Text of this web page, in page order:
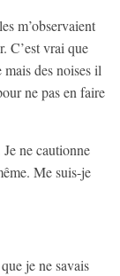
m’observaient
C’est vrai que
des noises il
ne pas en faire
ne cautionne
Me suis-je
je ne savais